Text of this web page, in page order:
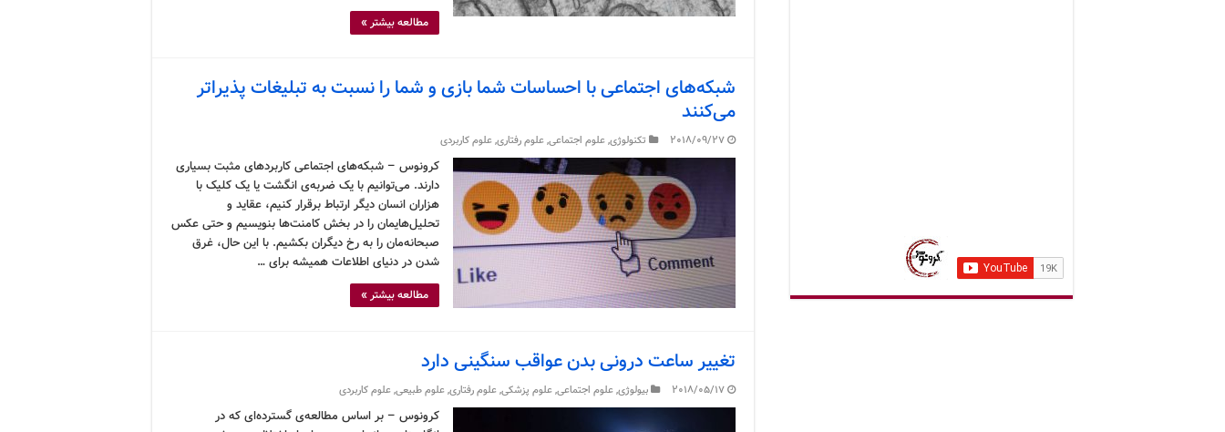
مطالعه بیشتر »
شبکه‌های اجتماعی با احساسات شما بازی و شما را نسبت به تبلیغات پذیراتر
می‌کنند
2018/09/27 تکنولوژی,علوم اجتماعی,علوم رفتاری,علوم کاربردی
کرونوس – شبکه‌های اجتماعی کاربردهای مثبت بسیاری
دارند. می‌توانیم با یک ضربه‌ی انگشت یا یک کلیک با
هزاران انسان دیگر ارتباط برقرار کنیم، عقاید و
تحلیل‌هایمان را در بخش کامنت‌ها بنویسیم و حتی عکس
صبحانه‌مان را به رخ دیگران بکشیم. با این حال، غرق
شدن در دنیای اطلاعات همیشه برای …
مطالعه بیشتر »
تغییر ساعت درونی بدن عواقب سنگینی دارد
2018/05/17 بیولوژی,علوم اجتماعی,علوم پزشکی,علوم رفتاری,علوم طبیعی,علوم کاربردی
کرونوس – بر اساس مطالعه‌ی گسترده‌ای که در